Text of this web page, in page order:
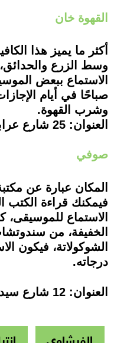
القهوة خان
أكثر ما يميز هذا
وسط الزرع
الاستماع ببعض
صباحًا في أيام
وشرب القهوة.
العنوان: 25 شارع عرابي، المعادي.
صوفي
المكان عبارة عن
فيمكنك قراءة الكتب
الاستماع
الخفيفة، من
الشوكولاتة، فيكون
درجاته.
العنوان: 12 شارع سيدي البكري، الزمالك.
الفيشاوي